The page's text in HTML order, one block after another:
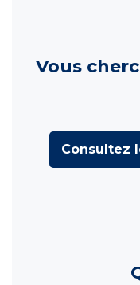
Vous
Consultez